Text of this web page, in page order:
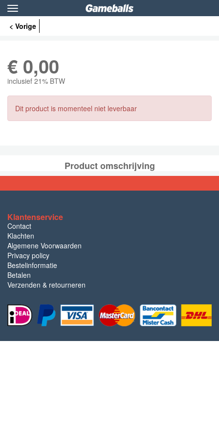
Toggle
navigation
< Vorige
€ 0,00
inclusief 21% BTW
Dit product is momenteel niet leverbaar
Product omschrijving
Klantenservice
Contact
Klachten
Algemene Voorwaarden
Privacy policy
Bestelinformatie
Betalen
Verzenden & retourneren